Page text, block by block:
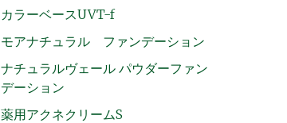
カラーベースUVT-f
モアナチュラル ファンデーション
ナチュラルヴェール パウダーファン
デーション
薬用アクネクリームS